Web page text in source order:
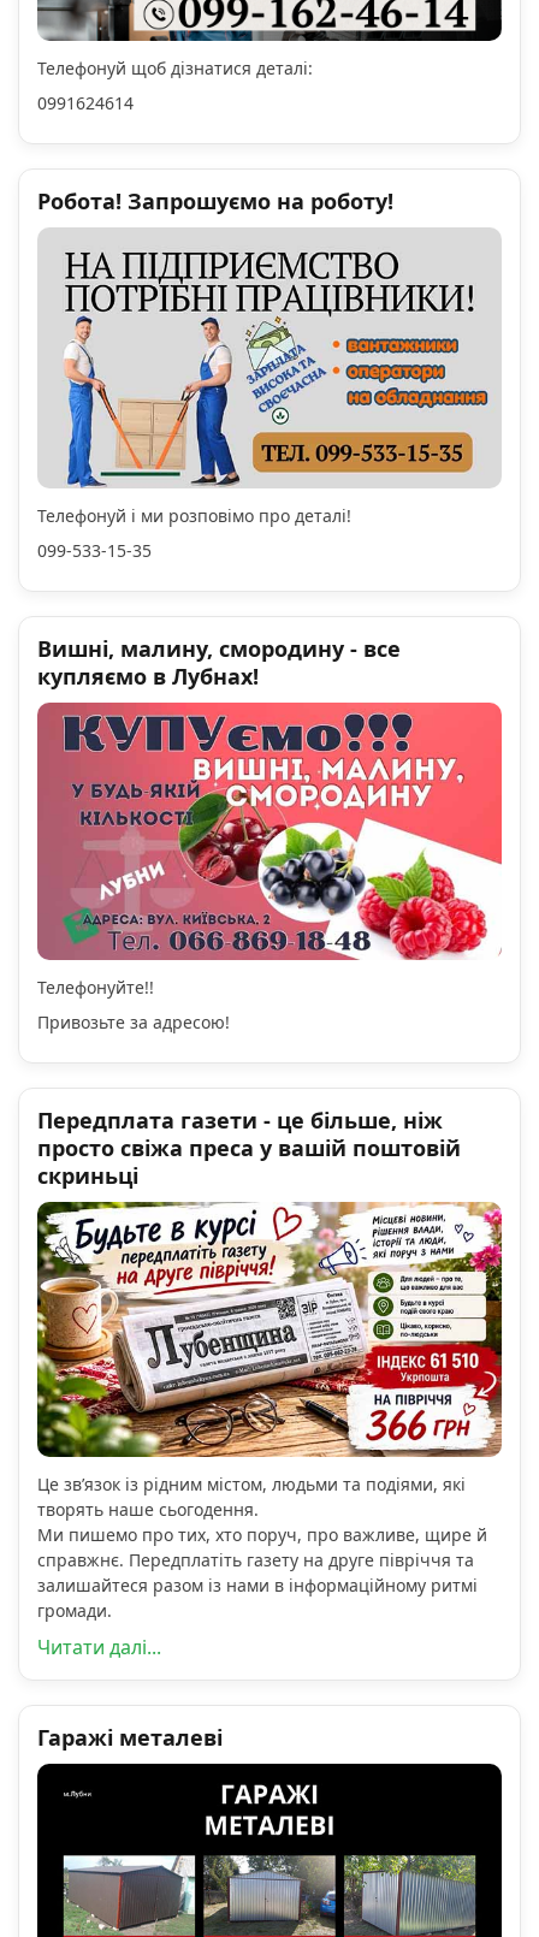
Телефонуй щоб дізнатися деталі:
0991624614
Робота! Запрошуємо на роботу!
Телефонуй і ми розповімо про деталі!
099-533-15-35
Вишні, малину, смородину - все
купляємо в Лубнах!
Телефонуйте!!
Привозьте за адресою!
Передплата газети - це більше, ніж
просто свіжа преса у вашій поштовій
скриньці
Це зв’язок із рідним містом, людьми та подіями, які
творять наше сьогодення.
Ми пишемо про тих, хто поруч, про важливе, щире й
справжнє. Передплатіть газету на друге півріччя та
залишайтеся разом із нами в інформаційному ритмі
громади.
Читати далі...
Гаражі металеві